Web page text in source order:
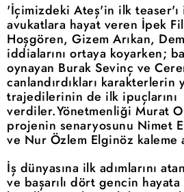
'İçimizdeki Ateş'in ilk
avukatlara hayat veren İpek
Hoşgören, Gizem Arıkan,
iddialarını ortaya koyarken;
oynayan Burak Sevinç ve
canlandırdıkları karakterlerin
trajedilerinin de ilk ipuçlarını
verdiler.Yönetmenliği Murat
projenin senaryosunu Nimet
ve Nur Özlem Elginöz kaleme
İş dünyasına ilk adımlarını
ve başarılı dört gencin